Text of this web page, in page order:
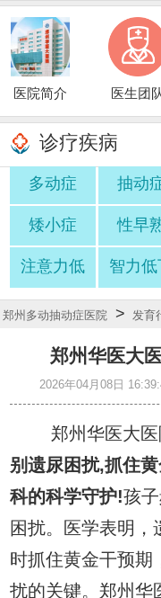
医院简介 医生团
诊疗疾病
多动症 抽动
矮小症 性早
注意力低 智力低
郑州多动抽动症医院 > 发育
郑州华医大
2026年04月08日
郑州华医大医
别遗尿困扰,抓住
科的科学守护!孩
困扰。医学表明，
时抓住黄金干预期
扰的关键。郑州华